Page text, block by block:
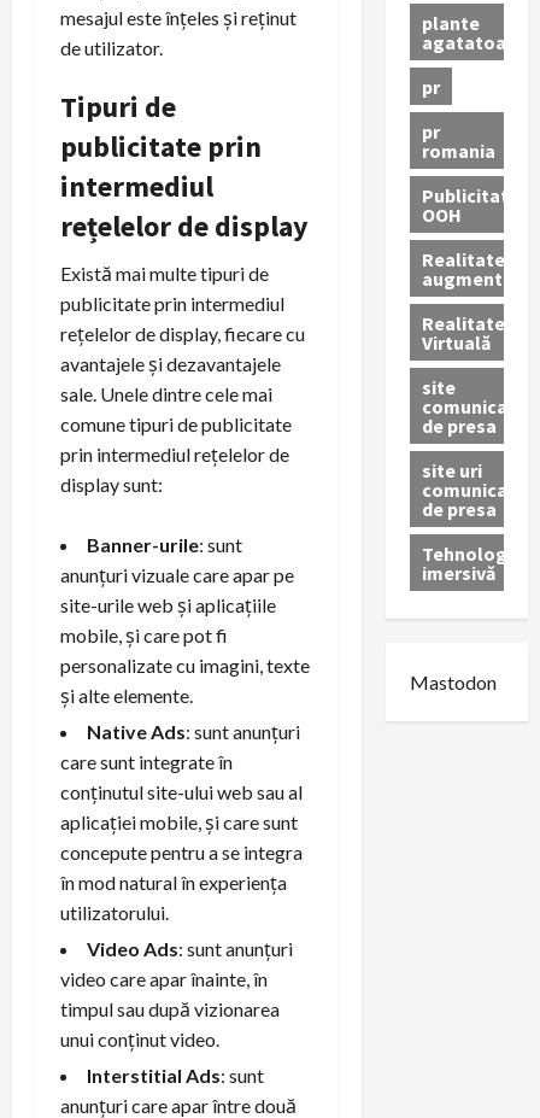
mesajul este înțeles și reținut
de utilizator.
Tipuri de
publicitate prin
intermediul
rețelelor de display
Există mai multe tipuri de
publicitate prin intermediul
rețelelor de display, fiecare cu
avantajele și dezavantajele
sale. Unele dintre cele mai
comune tipuri de publicitate
prin intermediul rețelelor de
display sunt:
Banner-urile: sunt
anunțuri vizuale care apar pe
site-urile web și aplicațiile
mobile, și care pot fi
personalizate cu imagini, texte
și alte elemente.
Native Ads: sunt anunțuri
care sunt integrate în
conținutul site-ului web sau al
aplicației mobile, și care sunt
concepute pentru a se integra
în mod natural în experiența
utilizatorului.
Video Ads: sunt anunțuri
video care apar înainte, în
timpul sau după vizionarea
unui conținut video.
Interstitial Ads: sunt
anunțuri care apar între două
plante
agatatoare
pr
pr
romania
Publicitate
OOH
Realitatea
augmentată
Realitatea
Virtuală
site
comunicate
de presa
site uri
comunicate
de presa
Tehnologie
imersivă
Mastodon